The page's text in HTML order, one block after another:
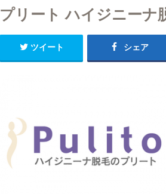
プリート ハイジニーナ
ツイート シェア